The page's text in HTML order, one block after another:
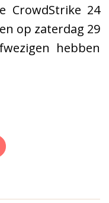
CrowdStrike 24
op zaterdag 29
hebben